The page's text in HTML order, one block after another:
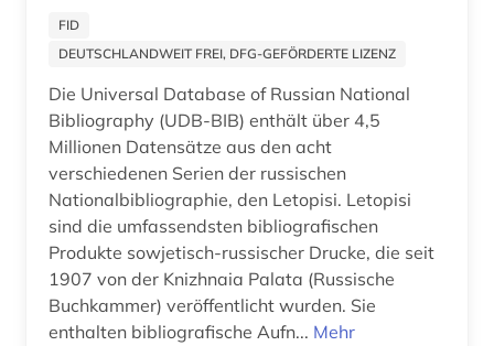
europarat (1)
europäisches parlament (1)
evidenz-basierte medizin (1)
fachdidaktik (1)
familienrecht (1)
FID
DEUTSCHLANDWEIT FREI, DFG-GEFÖRDERTE LIZENZ
Die Universal Database of Russian National
Bibliography (UDB-BIB) enthält über 4,5
Millionen Datensätze aus den acht
verschiedenen Serien der russischen
Nationalbibliographie, den Letopisi. Letopisi
sind die umfassendsten bibliografischen
Produkte sowjetisch-russischer Drucke, die seit
1907 von der Knizhnaia Palata (Russische
Buchkammer) veröffentlicht wurden. Sie
enthalten bibliografische Aufn... Mehr